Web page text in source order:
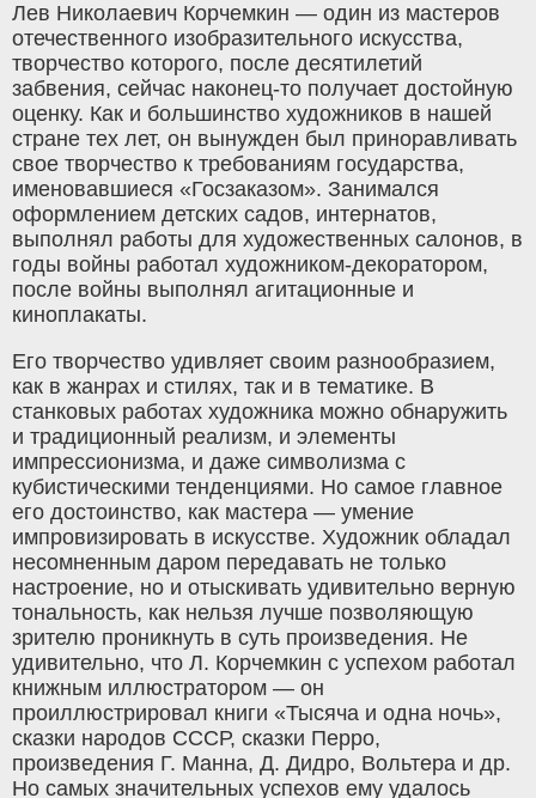
Лев Николаевич Корчемкин — один из мастеров
отечественного изобразительного искусства,
творчество которого, после десятилетий
забвения, сейчас наконец-то получает достойную
оценку. Как и большинство художников в нашей
стране тех лет, он вынужден был приноравливать
свое творчество к требованиям государства,
именовавшиеся «Госзаказом». Занимался
оформлением детских садов, интернатов,
выполнял работы для художественных салонов, в
годы войны работал художником-декоратором,
после войны выполнял агитационные и
киноплакаты.
Его творчество удивляет своим разнообразием,
как в жанрах и стилях, так и в тематике. В
станковых работах художника можно обнаружить
и традиционный реализм, и элементы
импрессионизма, и даже символизма с
кубистическими тенденциями. Но самое главное
его достоинство, как мастера — умение
импровизировать в искусстве. Художник обладал
несомненным даром передавать не только
настроение, но и отыскивать удивительно верную
тональность, как нельзя лучше позволяющую
зрителю проникнуть в суть произведения. Не
удивительно, что Л. Корчемкин с успехом работал
книжным иллюстратором — он
проиллюстрировал книги «Тысяча и одна ночь»,
сказки народов СССР, сказки Перро,
произведения Г. Манна, Д. Дидро, Вольтера и др.
Но самых значительных успехов ему удалось